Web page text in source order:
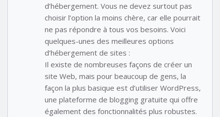
d’hébergement. Vous ne devez surtout pas
choisir l’option la moins chère, car elle pourrait
ne pas répondre à tous vos besoins. Voici
quelques-unes des meilleures options
d’hébergement de sites :
Il existe de nombreuses façons de créer un
site Web, mais pour beaucoup de gens, la
façon la plus basique est d’utiliser WordPress,
une plateforme de blogging gratuite qui offre
également des fonctionnalités plus robustes.